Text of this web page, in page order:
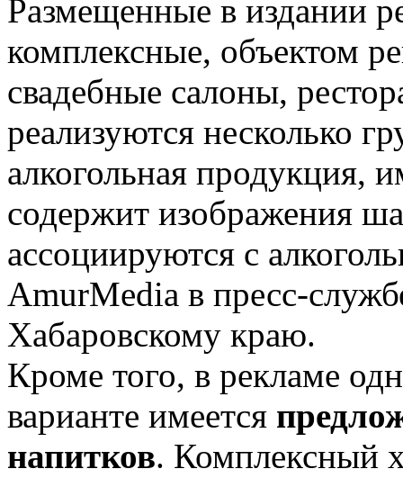
Размещенные в издании
комплексные, объектом
свадебные салоны,
реализуются несколько
алкогольная продукция,
содержит изображения
ассоциируются с
AmurMedia в пресс-
Хабаровскому краю.
Кроме того, в рекламе
варианте имеется
напитков. Комплексный